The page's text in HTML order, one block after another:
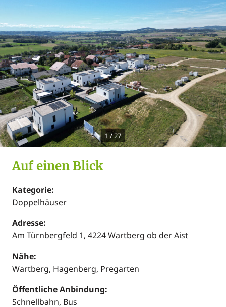
1 /27
Auf einen Blick
Kategorie:
Doppelhäuser
Adresse:
Am Türnbergfeld 1, 4224 Wartberg ob der Aist
Nähe:
Wartberg, Hagenberg, Pregarten
Öffentliche Anbindung:
Schnellbahn, Bus